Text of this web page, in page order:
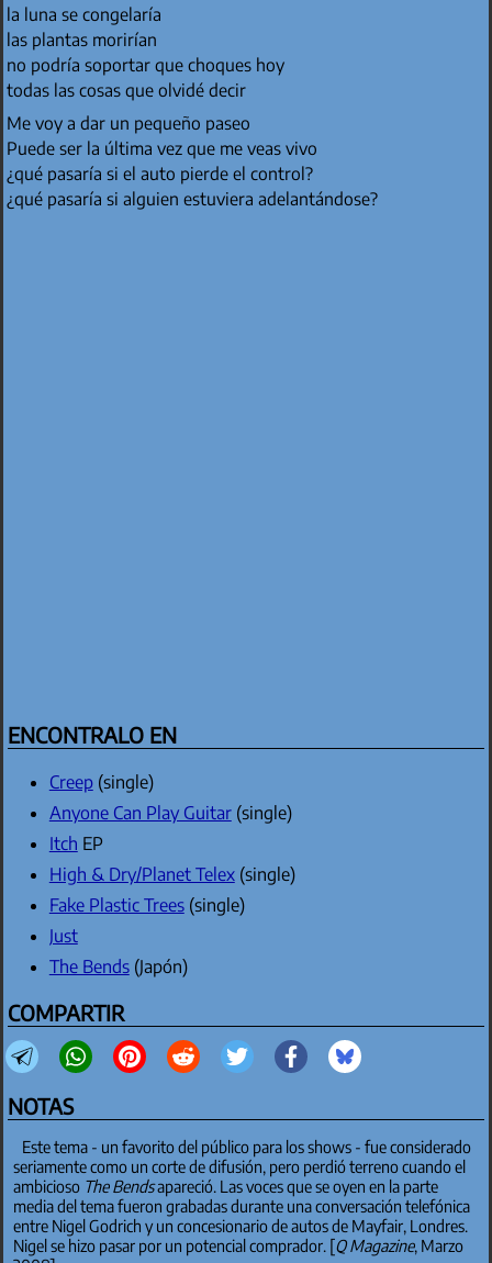
la luna se congelaría
las plantas morirían
no podría soportar que choques hoy
todas las cosas que olvidé decir
Me voy a dar un pequeño paseo
Puede ser la última vez que me veas vivo
¿qué pasaría si el auto pierde el control?
¿qué pasaría si alguien estuviera adelantándose?
ENCONTRALO EN
Creep(single)
Anyone Can Play Guitar(single)
Itch EP
High & Dry/Planet Telex(single)
Fake Plastic Trees(single)
Just
The Bends(Japón)
COMPARTIR
NOTAS
Este tema - un favorito del público para los shows - fue considerado
seriamente como un corte de difusión, pero perdió terreno cuando el
ambicioso The Bendsapareció. Las voces que se oyen en la parte
media del tema fueron grabadas durante una conversación telefónica
entre Nigel Godrich y un concesionario de autos de Mayfair, Londres.
Nigel se hizo pasar por un potencial comprador. [Q Magazine, Marzo